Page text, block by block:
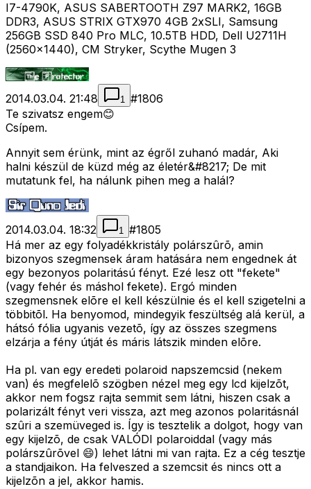
I7-4790K, ASUS SABERTOOTH Z97 MARK2, 16GB
DDR3, ASUS STRIX GTX970 4GB 2xSLI, Samsung
256GB SSD 840 Pro MLC, 10.5TB HDD, Dell U2711H
(2560x1440), CM Stryker, Scythe Mugen 3
2014.03.04. 21:48 1 #1806
Te szivatsz engem😊
Csípem.
Annyit sem érünk, mint az égről zuhanó madár, Aki
halni készül de küzd még az életér&#8217; De mit
mutatunk fel, ha nálunk pihen meg a halál?
2014.03.04. 18:32 1 #1805
Há mer az egy folyadékkristály polárszûrõ, amin
bizonyos szegmensek áram hatására nem engednek át
egy bezonyos polaritású fényt. Ezé lesz ott "fekete"
(vagy fehér és máshol fekete). Ergó minden
szegmensnek elõre el kell készülnie és el kell szigetelni a
többitõl. Ha benyomod, mindegyik feszültség alá kerül, a
hátsó fólia ugyanis vezetõ, így az összes szegmens
elzárja a fény útját és máris látszik minden elõre.
Ha pl. van egy eredeti polaroid napszemcsid (nekem
van) és megfelelõ szögben nézel meg egy lcd kijelzõt,
akkor nem fogsz rajta semmit sem látni, hiszen csak a
polarizált fényt veri vissza, azt meg azonos polaritásnál
szûri a szemüveged is. Így is tesztelik a dolgot, hogy van
egy kijelzõ, de csak VALÓDI polaroiddal (vagy más
polárszûrõvel 😄) lehet látni mi van rajta. Ez a cég tesztje
a standjaikon. Ha felveszed a szemcsit és nincs ott a
kijelzõn a jel, akkor hamis.